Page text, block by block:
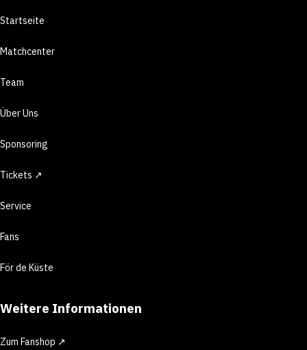
Startseite
Matchcenter
Team
Über Uns
Sponsoring
Tickets ↗
Service
Fans
För de Küste
Weitere Informationen
Zum Fanshop ↗